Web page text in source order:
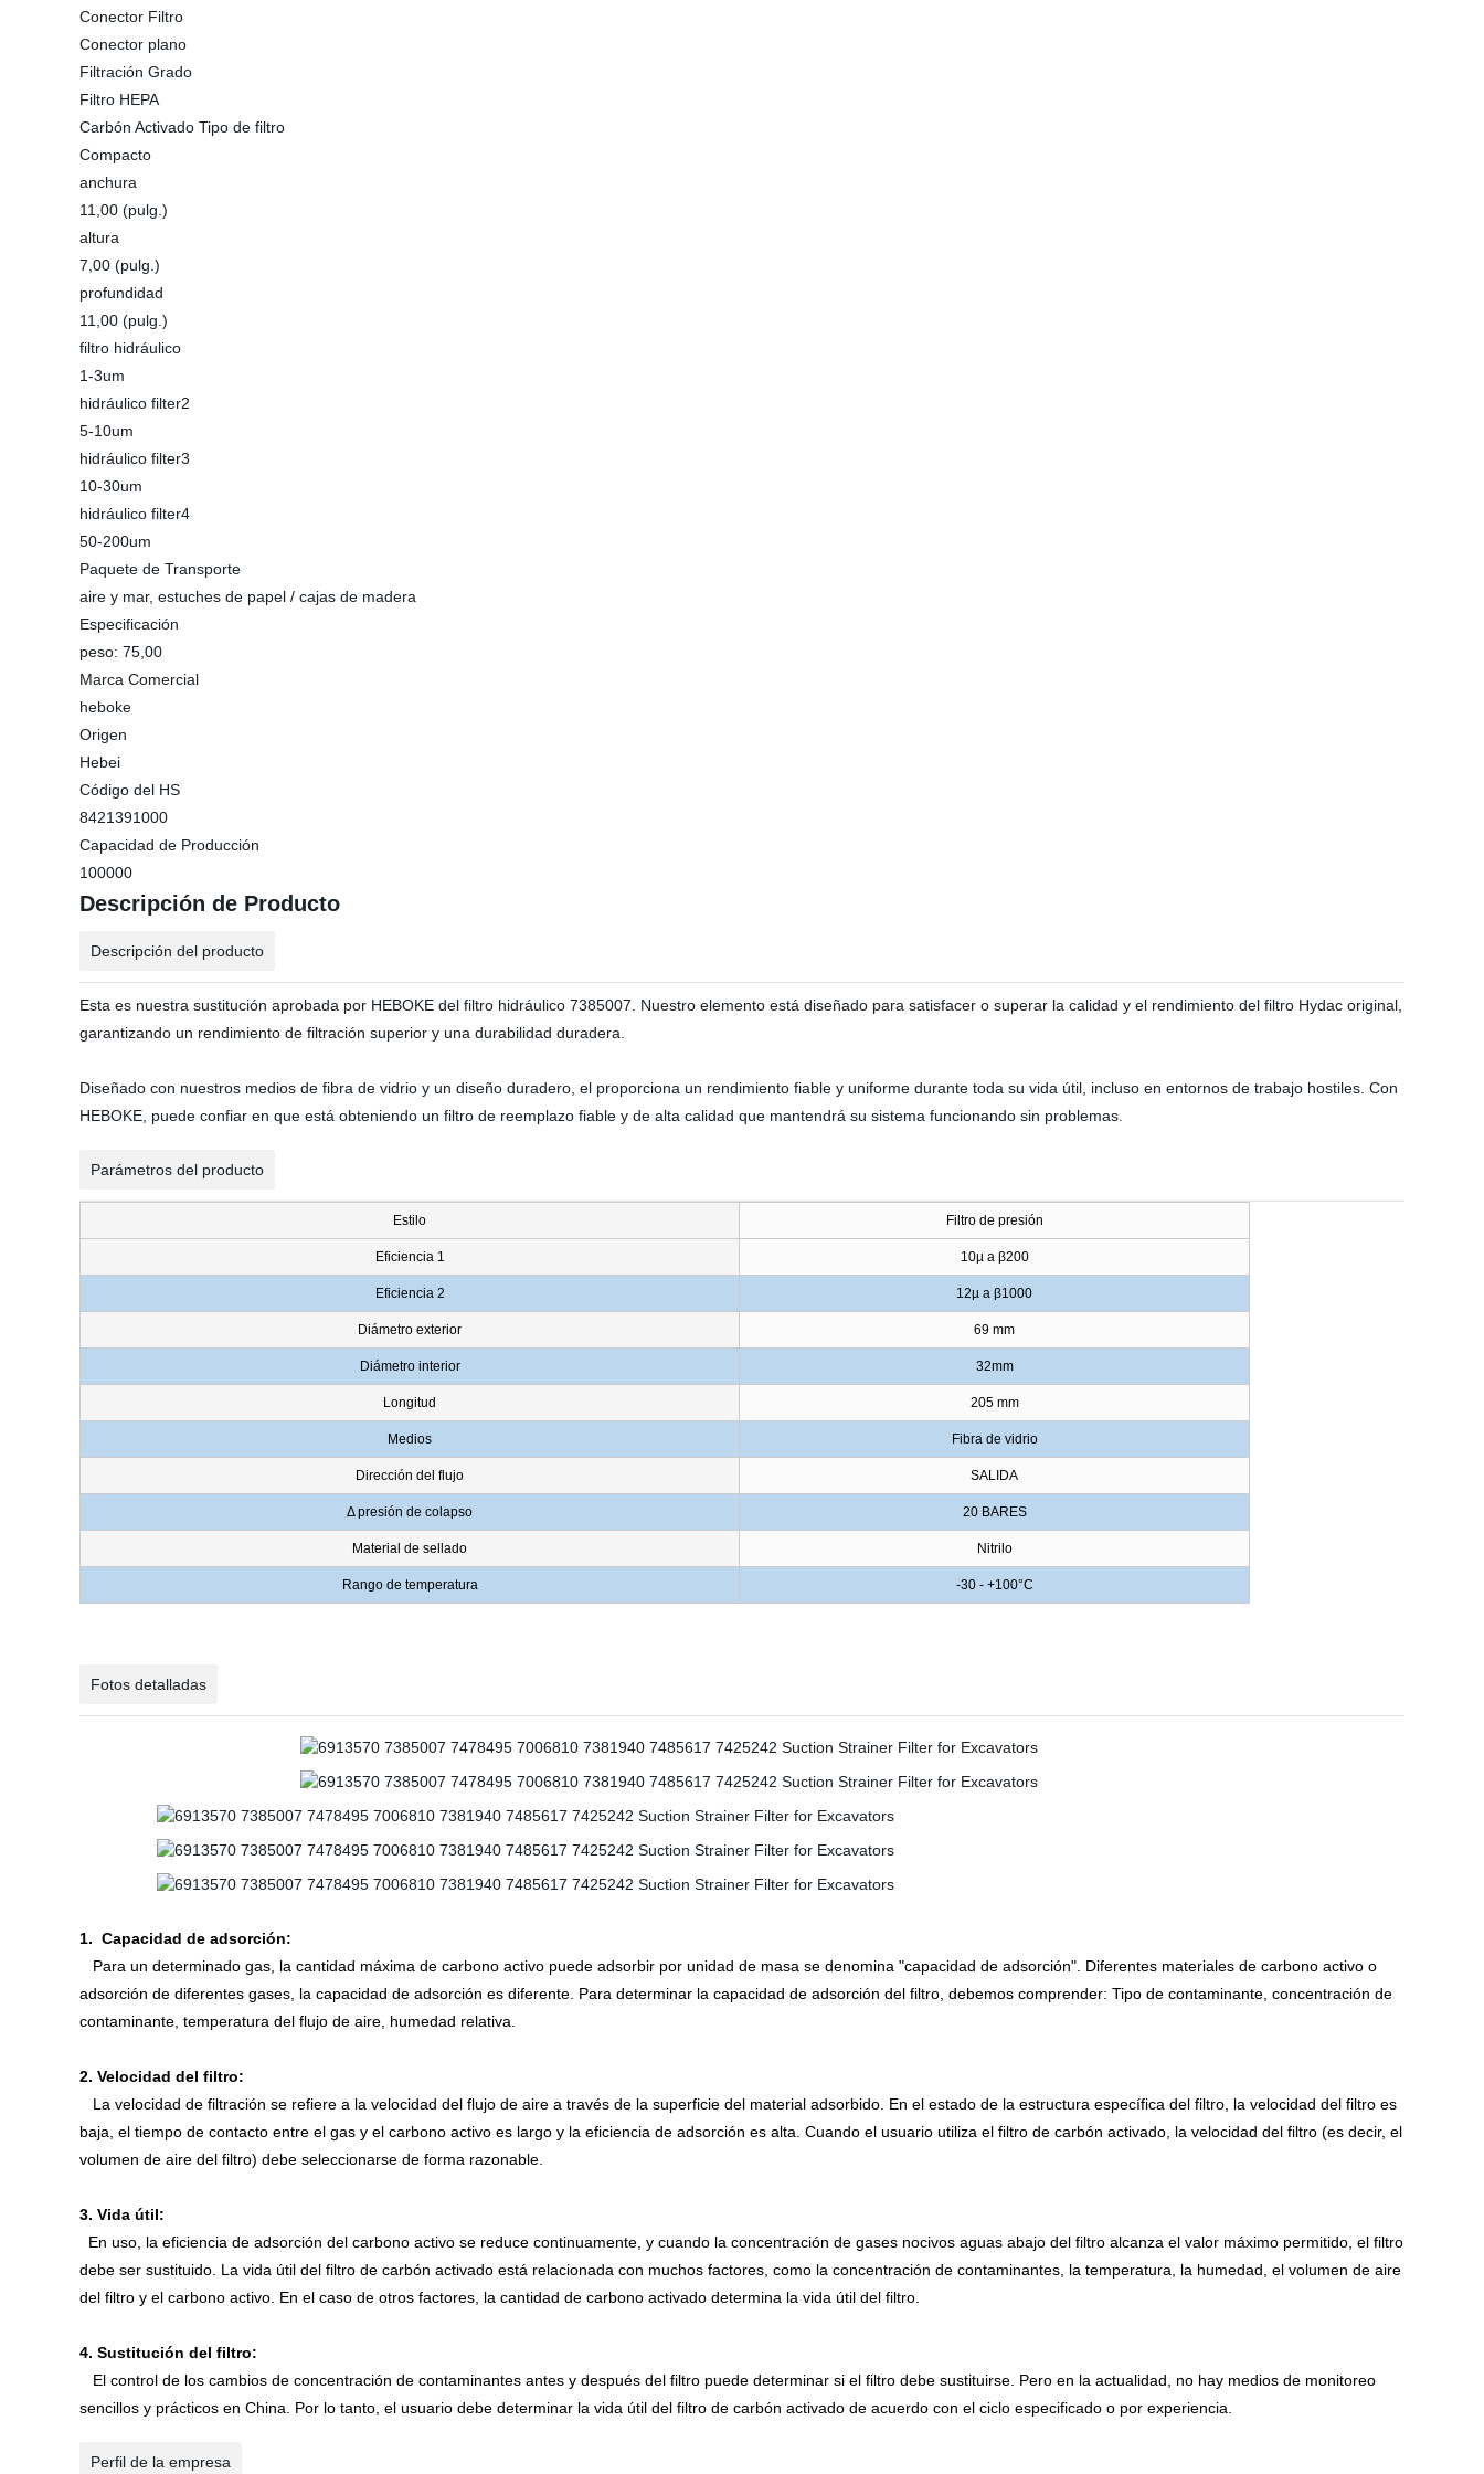
Conector Filtro
Conector plano
Filtración Grado
Filtro HEPA
Carbón Activado Tipo de filtro
Compacto
anchura
11,00 (pulg.)
altura
7,00 (pulg.)
profundidad
11,00 (pulg.)
filtro hidráulico
1-3um
hidráulico filter2
5-10um
hidráulico filter3
10-30um
hidráulico filter4
50-200um
Paquete de Transporte
aire y mar, estuches de papel / cajas de madera
Especificación
peso: 75,00
Marca Comercial
heboke
Origen
Hebei
Código del HS
8421391000
Capacidad de Producción
100000
Descripción de Producto
Descripción del producto
Esta es nuestra sustitución aprobada por HEBOKE del filtro hidráulico 7385007. Nuestro elemento está diseñado para satisfacer o superar la calidad y el rendimiento del filtro Hydac original,
garantizando un rendimiento de filtración superior y una durabilidad duradera.
Diseñado con nuestros medios de fibra de vidrio y un diseño duradero, el proporciona un rendimiento fiable y uniforme durante toda su vida útil, incluso en entornos de trabajo hostiles. Con
HEBOKE, puede confiar en que está obteniendo un filtro de reemplazo fiable y de alta calidad que mantendrá su sistema funcionando sin problemas.
Parámetros del producto
Estilo Filtro de presión
Eficiencia 1 10µ a β200
Eficiencia 2 12µ a β1000
Diámetro exterior 69 mm
Diámetro interior 32mm
Longitud 205 mm
Medios Fibra de vidrio
Dirección del flujo SALIDA
Δ presión de colapso 20 BARES
Material de sellado Nitrilo
Rango de temperatura -30 - +100°C
Fotos detalladas
1. Capacidad de adsorción:
Para un determinado gas, la cantidad máxima de carbono activo puede adsorbir por unidad de masa se denomina "capacidad de adsorción". Diferentes materiales de carbono activo o
adsorción de diferentes gases, la capacidad de adsorción es diferente. Para determinar la capacidad de adsorción del filtro, debemos comprender: Tipo de contaminante, concentración de
contaminante, temperatura del flujo de aire, humedad relativa.
2. Velocidad del filtro:
La velocidad de filtración se refiere a la velocidad del flujo de aire a través de la superficie del material adsorbido. En el estado de la estructura específica del filtro, la velocidad del filtro es
baja, el tiempo de contacto entre el gas y el carbono activo es largo y la eficiencia de adsorción es alta. Cuando el usuario utiliza el filtro de carbón activado, la velocidad del filtro (es decir, el
volumen de aire del filtro) debe seleccionarse de forma razonable.
3. Vida útil:
En uso, la eficiencia de adsorción del carbono activo se reduce continuamente, y cuando la concentración de gases nocivos aguas abajo del filtro alcanza el valor máximo permitido, el filtro
debe ser sustituido. La vida útil del filtro de carbón activado está relacionada con muchos factores, como la concentración de contaminantes, la temperatura, la humedad, el volumen de aire
del filtro y el carbono activo. En el caso de otros factores, la cantidad de carbono activado determina la vida útil del filtro.
4. Sustitución del filtro:
El control de los cambios de concentración de contaminantes antes y después del filtro puede determinar si el filtro debe sustituirse. Pero en la actualidad, no hay medios de monitoreo
sencillos y prácticos en China. Por lo tanto, el usuario debe determinar la vida útil del filtro de carbón activado de acuerdo con el ciclo especificado o por experiencia.
Perfil de la empresa